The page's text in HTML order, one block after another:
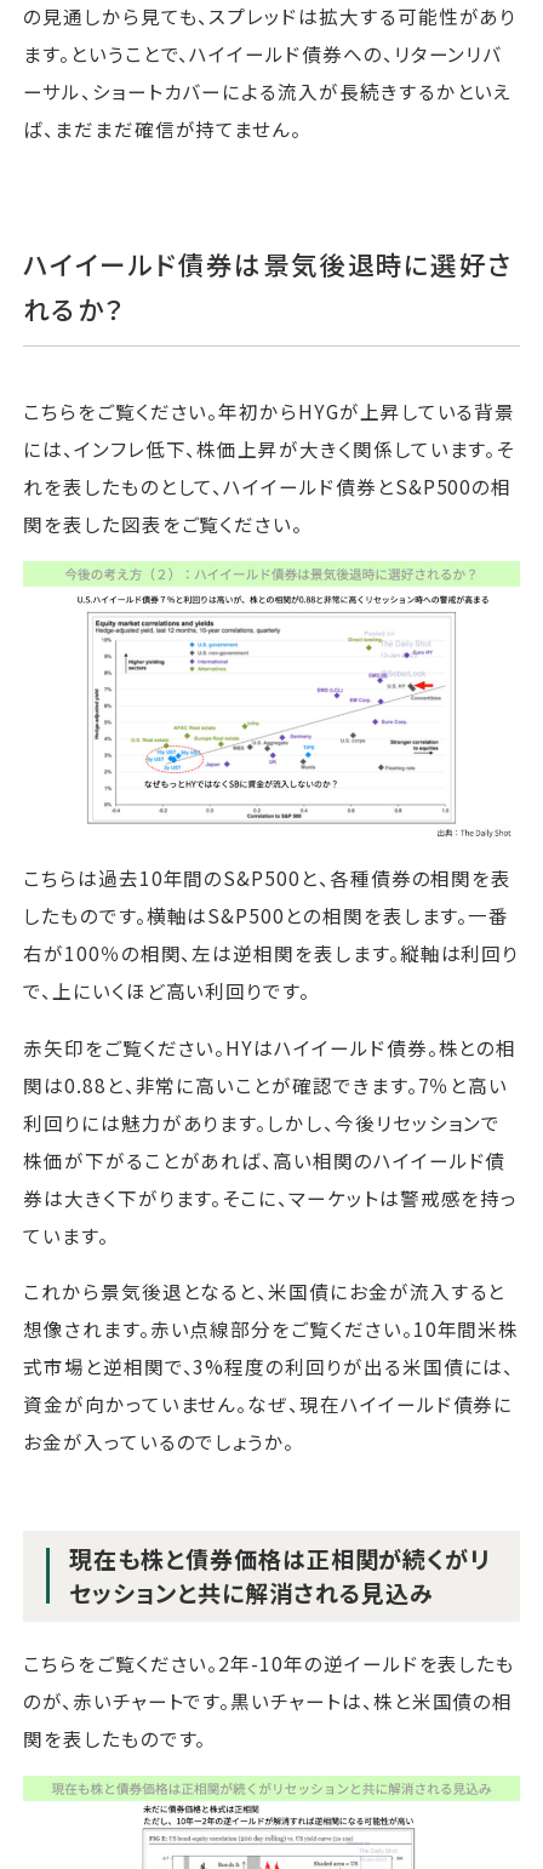
の見通しから見ても、スプレッドは拡大する可能性があり
ます。ということで、ハイイールド債券への、リターンリバ
ーサル、ショートカバーによる流入が長続きするかといえ
ば、まだまだ確信が持てません。
ハイイールド債券は景気後退時に選好さ
れるか？
こちらをご覧ください。年初からHYGが上昇している背景
には、インフレ低下、株価上昇が大きく関係しています。そ
れを表したものとして、ハイイールド債券とS&P500の相
関を表した図表をご覧ください。
こちらは過去10年間のS&P500と、各種債券の相関を表
したものです。横軸はS&P500との相関を表します。一番
右が100％の相関、左は逆相関を表します。縦軸は利回り
で、上にいくほど高い利回りです。
赤矢印をご覧ください。HYはハイイールド債券。株との相
関は0.88と、非常に高いことが確認できます。7％と高い
利回りには魅力があります。しかし、今後リセッションで
株価が下がることがあれば、高い相関のハイイールド債
券は大きく下がります。そこに、マーケットは警戒感を持っ
ています。
これから景気後退となると、米国債にお金が流入すると
想像されます。赤い点線部分をご覧ください。10年間米株
式市場と逆相関で、3%程度の利回りが出る米国債には、
資金が向かっていません。なぜ、現在ハイイールド債券に
お金が入っているのでしょうか。
現在も株と債券価格は正相関が続くがリ
セッションと共に解消される見込み
こちらをご覧ください。2年-10年の逆イールドを表したも
のが、赤いチャートです。黒いチャートは、株と米国債の相
関を表したものです。